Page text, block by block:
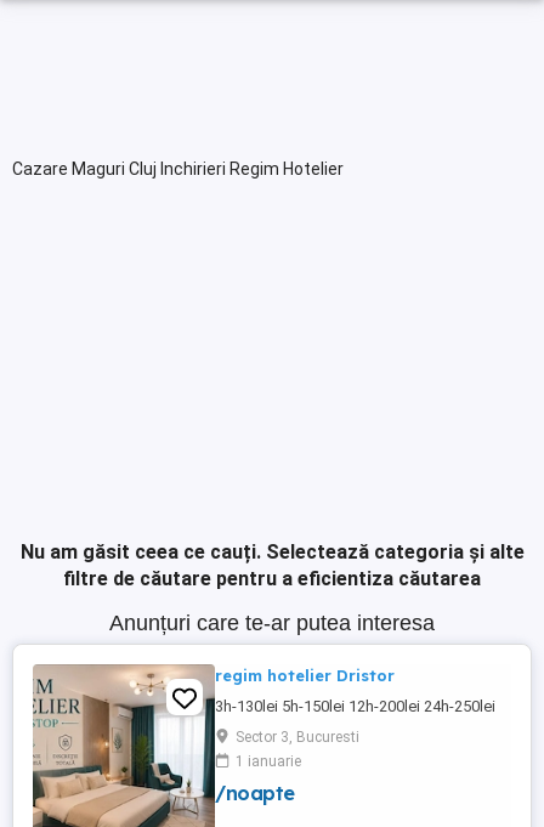
Cazare Maguri Cluj Inchirieri Regim Hotelier
Nu am găsit ceea ce cauți. Selectează categoria și alte
filtre de căutare pentru a eficientiza căutarea
Anunțuri care te-ar putea interesa
regim hotelier Dristor
3h-130lei 5h-150lei 12h-200lei 24h-250lei
Sector 3, Bucuresti
1 ianuarie
/noapte